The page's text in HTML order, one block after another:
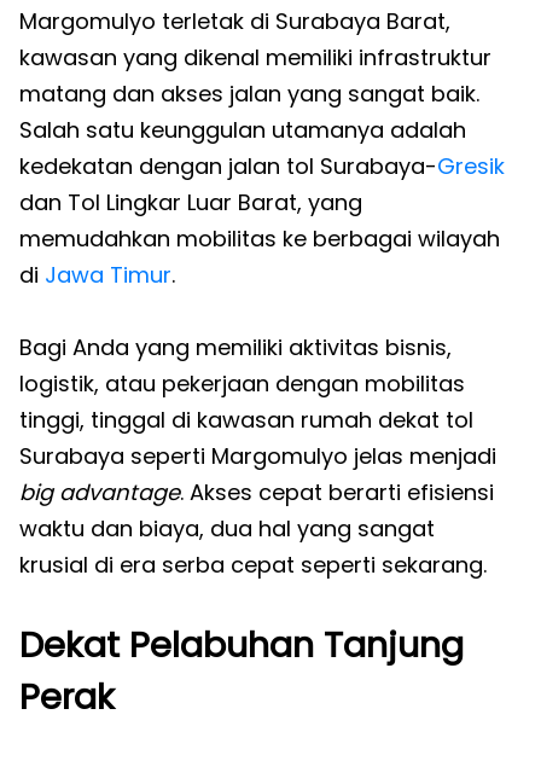
Margomulyo terletak di Surabaya Barat,
kawasan yang dikenal memiliki infrastruktur
matang dan akses jalan yang sangat baik.
Salah satu keunggulan utamanya adalah
kedekatan dengan jalan tol Surabaya-Gresik
dan Tol Lingkar Luar Barat, yang
memudahkan mobilitas ke berbagai wilayah
di Jawa Timur.
Bagi Anda yang memiliki aktivitas bisnis,
logistik, atau pekerjaan dengan mobilitas
tinggi, tinggal di kawasan rumah dekat tol
Surabaya seperti Margomulyo jelas menjadi
big advantage. Akses cepat berarti efisiensi
waktu dan biaya, dua hal yang sangat
krusial di era serba cepat seperti sekarang.
Dekat Pelabuhan Tanjung
Perak